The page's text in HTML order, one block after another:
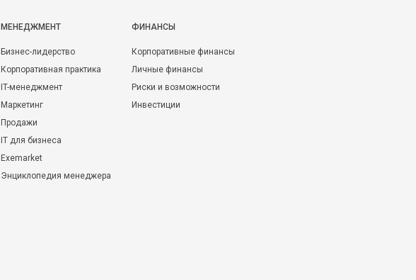
МЕНЕДЖМЕНТ
Бизнес-лидерство
Корпоративная практика
IT-менеджмент
Маркетинг
Продажи
IT для бизнеса
Exemarket
Энциклопедия менеджера
ФИНАНСЫ
Корпоративные финансы
Личные финансы
Риски и возможности
Инвестиции